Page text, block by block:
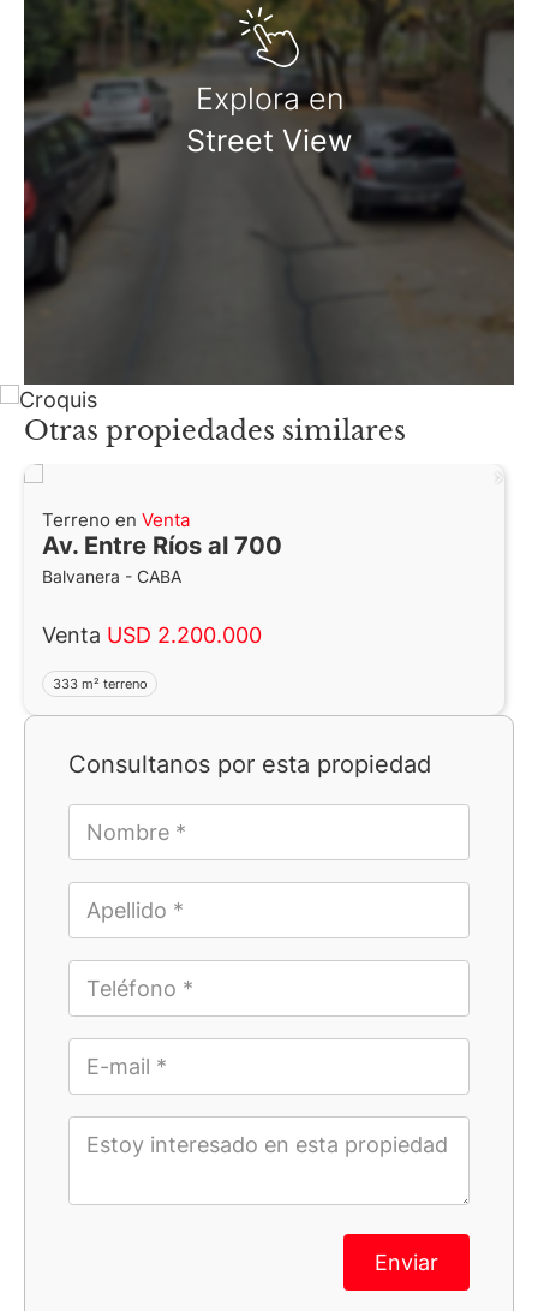
Consultanos por esta propiedad
Enviar
Explora en
Street View
Otras propiedades similares
Terreno en Venta
Av. Entre Ríos al 700
Balvanera - CABA
Venta USD 2.200.000
333 m² terreno